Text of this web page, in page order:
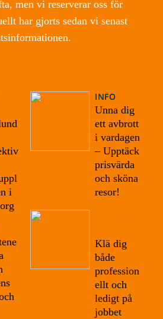
men vi reserverar oss för
har gjorts sedan vi senast
i
INFO
Unna dig
ett avbrott
i vardagen
– Upptäck
prisvärda
och sköna
resor!
Klä dig
både
profession
ellt och
ledigt på
jobbet